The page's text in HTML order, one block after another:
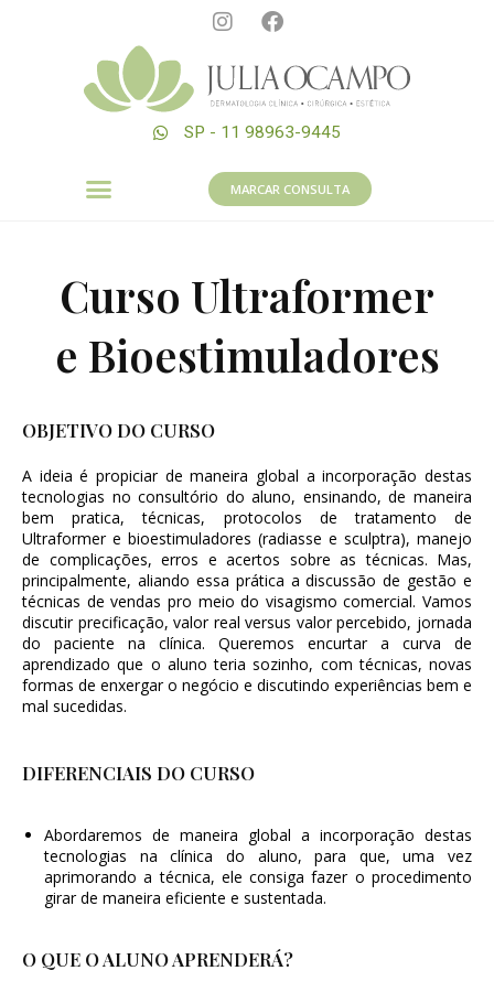
SP - 11 98963-9445
MARCAR CONSULTA
Curso Ultraformer
e Bioestimuladores
OBJETIVO DO CURSO
A ideia é propiciar de maneira global a incorporação destas
tecnologias no consultório do aluno, ensinando, de maneira
bem pratica, técnicas, protocolos de tratamento de
Ultraformer e bioestimuladores (radiasse e sculptra), manejo
de complicações, erros e acertos sobre as técnicas. Mas,
principalmente, aliando essa prática a discussão de gestão e
técnicas de vendas pro meio do visagismo comercial. Vamos
discutir precificação, valor real versus valor percebido, jornada
do paciente na clínica. Queremos encurtar a curva de
aprendizado que o aluno teria sozinho, com técnicas, novas
formas de enxergar o negócio e discutindo experiências bem e
mal sucedidas.
DIFERENCIAIS DO CURSO
Abordaremos de maneira global a incorporação destas
tecnologias na clínica do aluno, para que, uma vez
aprimorando a técnica, ele consiga fazer o procedimento
girar de maneira eficiente e sustentada.
O QUE O ALUNO APRENDERÁ?